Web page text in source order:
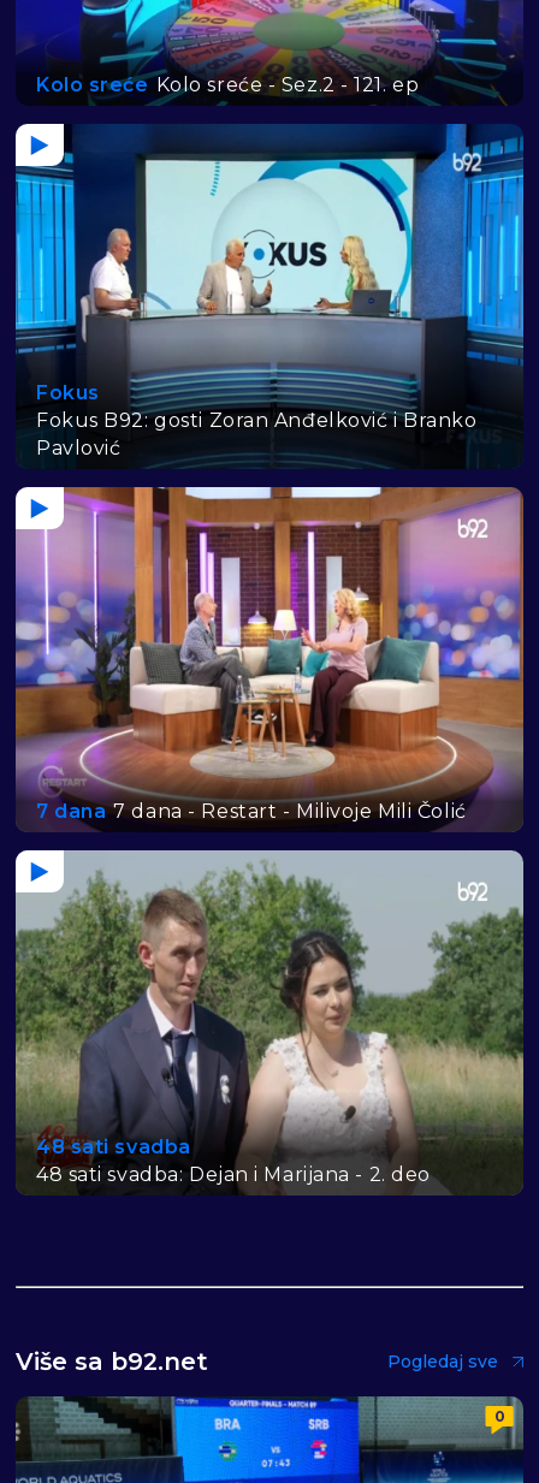
Kolo sreće Kolo sreće - Sez.2 - 121. ep
Fokus
Fokus B92: gosti Zoran Anđelković i Branko
Pavlović
7 dana 7 dana - Restart - Milivoje Mili Čolić
48 sati svadba
48 sati svadba: Dejan i Marijana - 2. deo
Više sa b92.net Pogledaj sve
0